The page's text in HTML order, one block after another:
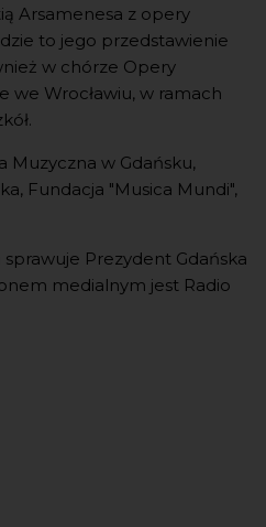
Arsamenesa z opery
to jego przedstawienie
w chórze Opery
we Wrocławiu, w ramach
Muzyczna w Gdańsku,
Fundacja "Musica Mundi",
Prezydent Gdańska
medialnym jest Radio